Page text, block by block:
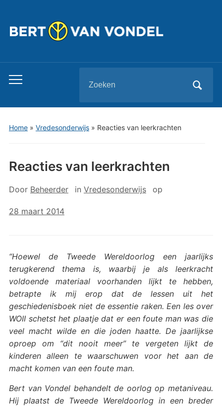
Toggle
menu
naar:
Home» Vredesonderwijs» Reacties van leerkrachten
Reacties van leerkrachten
Door Beheerder in Vredesonderwijs op
28 maart 2014
“Hoewel de Tweede Wereldoorlog een jaarlijks
terugkerend thema is, waarbij je als leerkracht
voldoende materiaal voorhanden lijkt te hebben,
betrapte ik mij erop dat de lessen uit het
geschiedenisboek niet de essentie raken. Een les over
WOII schetst het plaatje dat er een foute man was die
veel macht wilde en die joden haatte. De jaarlijkse
oproep om “dit nooit meer” te vergeten lijkt de
kinderen alleen te waarschuwen voor het aan de
macht komen van een foute man.
Bert van Vondel behandelt de oorlog op metaniveau.
Hij plaatst de Tweede Wereldoorlog in een breder